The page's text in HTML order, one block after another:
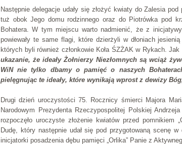
Następnie delegacje udały się złożyć kwiaty do Zalesia
tuż obok Jego domu rodzinnego oraz do Piotrówka pod
Bohatera. W tym miejscu warto nadmienić, że z
powiewały te same flagi, które dzierżyli w dłoniach
których byli również członkowie Koła ŚZŻAK w Rykach.
ukazanie, że ideały Żołnierzy Niezłomnych są wciąż
WiN nie tylko dbamy o pamięć o naszych
pielęgnując te ideały, które wynikają wprost z dewizy
Drugi dzień uroczystości 75. Rocznicy śmierci Majora
Narodowym Prezydenta Rzeczypospolitej Polskiej
rozpoczęło uroczyste złożenie kwiatów przed pomnikiem
Dudę, który następnie udał się pod przygotowaną scenę
inicjatorki posadzenia dębu pamięci „Orlika” Panie z